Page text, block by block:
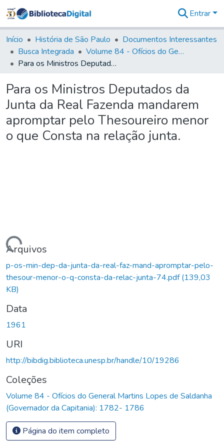
&
Coleções
Tudo na
Biblioteca
Estatísticas
Entrar
Início História de São Paulo
Documentos Interessantes
Busca Integrada
Volume 84 - Ofícios do General Martins Lopes de Saldanha (Governador da Capitania): 1782- 1786
Para os Ministros Deputados da Junta da Real Fazenda mandarem apromptar pelo Thesoureiro menor o que Consta na relação junta.
Para os Ministros Deputados da
Junta da Real Fazenda mandarem
apromptar pelo Thesoureiro menor
o que Consta na relação junta.
Carregando...
Arquivos
p-os-min-dep-da-junta-da-real-faz-mand-apromptar-pelo-
thesour-menor-o-q-consta-da-relac-junta-74.pdf(139,03
KB)
Data
1961
URI
http://bibdig.biblioteca.unesp.br/handle/10/19286
Coleções
Volume 84 - Ofícios do General Martins Lopes de Saldanha
(Governador da Capitania): 1782- 1786
Página do item completo